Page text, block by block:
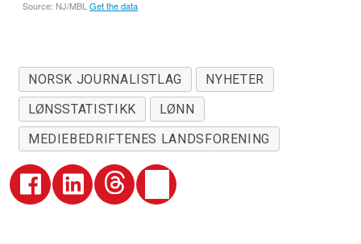
NORSK JOURNALISTLAG
NYHETER
LØNSSTATISTIKK
LØNN
MEDIEBEDRIFTENES LANDSFORENING